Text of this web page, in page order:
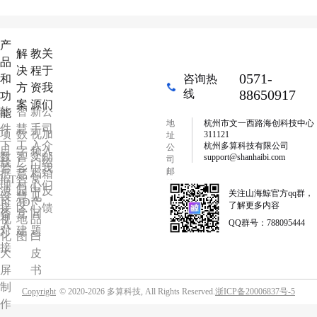
产
品
和
功
能
软
件
下
载
项
目
管
理
数
据
源
接
入
IoT
设
备
对
接
可
视
化
大
屏
制
作
解
决
方
案
智
慧
工
厂
数
字
乡
村
智
慧
园
区
智
慧
党
建
3D
地
图
教
程
资
源
新
手
入
门
视
频
中
心
文
档
中
心
常
见
问
题
产
品
白
皮
书
关
于
我
们
公
司
介
绍
加
入
我
们
邮
箱
反
馈
咨询热
线
0571-
88650917
地
址
公
司
邮
箱
杭州市文一西路海创科技中心
311121
杭州多算科技有限公司
support@shanhaibi.com
关注山海鯨官方qq群，
了解更多内容
QQ群号：788095444
Copyright © 2020-2026 多算科技, All Rights Reserved.浙ICP备20006837号-5